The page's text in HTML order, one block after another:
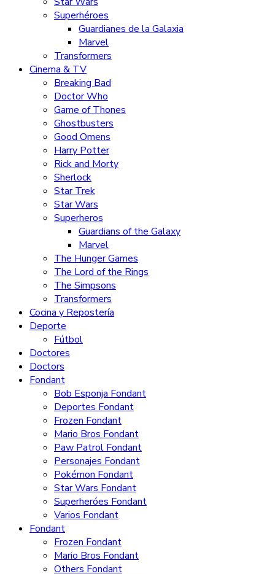
Superhéroes
Guardianes de la Galaxia
Marvel
Transformers
Cinema & TV
Breaking Bad
Doctor Who
Game of Thones
Ghostbusters
Good Omens
Harry Potter
Rick and Morty
Sherlock
Star Trek
Star Wars
Superheros
Guardians of the Galaxy
Marvel
The Hunger Games
The Lord of the Rings
The Simpsons
Transformers
Cocina y Repostería
Deporte
Fútbol
Doctores
Doctors
Fondant
Bob Esponja Fondant
Deportes Fondant
Frozen Fondant
Mario Bros Fondant
Paw Patrol Fondant
Personajes Fondant
Pokémon Fondant
Star Wars Fondant
Superheróes Fondant
Varios Fondant
Fondant
Frozen Fondant
Mario Bros Fondant
Others Fondant